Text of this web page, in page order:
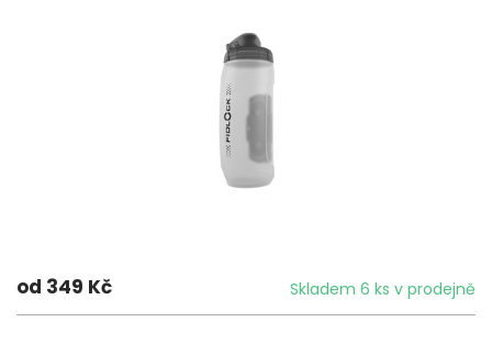
od 349 Kč Skladem 6 ks v prodejně